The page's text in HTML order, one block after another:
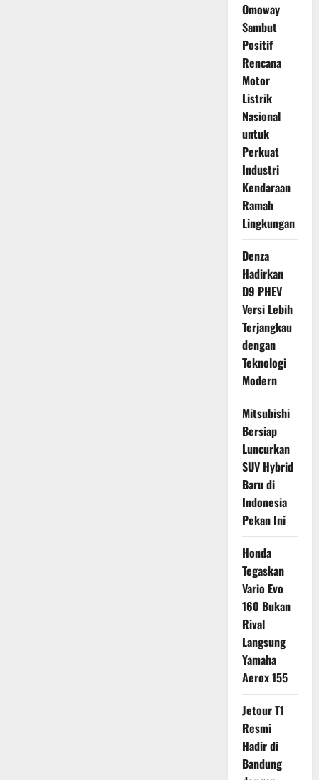
Omoway
Sambut
Positif
Rencana
Motor
Listrik
Nasional
untuk
Perkuat
Industri
Kendaraan
Ramah
Lingkungan
Denza
Hadirkan
D9 PHEV
Versi Lebih
Terjangkau
dengan
Teknologi
Modern
Mitsubishi
Bersiap
Luncurkan
SUV Hybrid
Baru di
Indonesia
Pekan Ini
Honda
Tegaskan
Vario Evo
160 Bukan
Rival
Langsung
Yamaha
Aerox 155
Jetour T1
Resmi
Hadir di
Bandung